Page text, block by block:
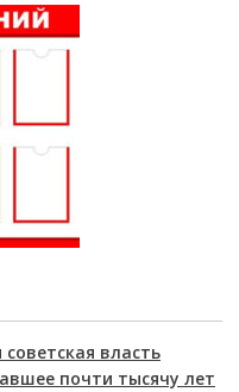
власть
почти тысячу лет